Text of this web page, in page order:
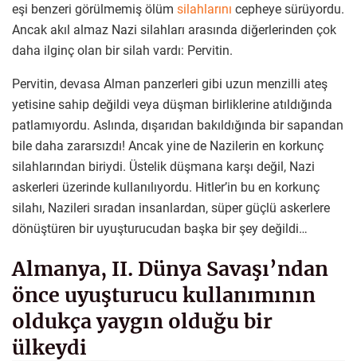
eşi benzeri görülmemiş ölüm silahlarını cepheye sürüyordu.
Ancak akıl almaz Nazi silahları arasında diğerlerinden çok
daha ilginç olan bir silah vardı: Pervitin.
Pervitin, devasa Alman panzerleri gibi uzun menzilli ateş
yetisine sahip değildi veya düşman birliklerine atıldığında
patlamıyordu. Aslında, dışarıdan bakıldığında bir sapandan
bile daha zararsızdı! Ancak yine de Nazilerin en korkunç
silahlarından biriydi. Üstelik düşmana karşı değil, Nazi
askerleri üzerinde kullanılıyordu. Hitler’in bu en korkunç
silahı, Nazileri sıradan insanlardan, süper güçlü askerlere
dönüştüren bir uyuşturucudan başka bir şey değildi…
Almanya, II. Dünya Savaşı’ndan
önce uyuşturucu kullanımının
oldukça yaygın olduğu bir
ülkeydi